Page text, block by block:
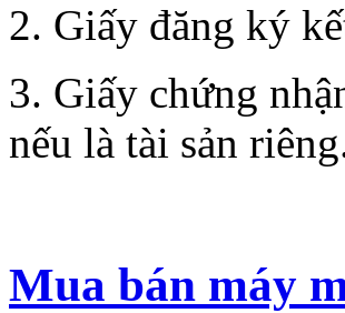
2. Giấy đăng ký
3. Giấy chứng
nếu là tài sản
Mua bán máy